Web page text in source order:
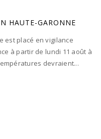
HAUTE-GARONNE
est placé en vigilance
à partir de lundi 11 août à
devraient...